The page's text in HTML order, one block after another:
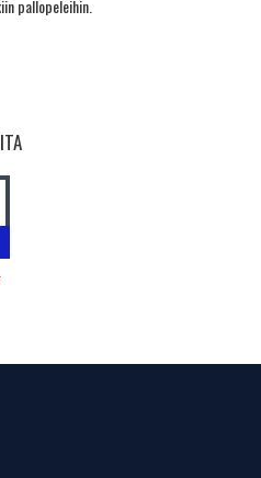
pallopeleihin.